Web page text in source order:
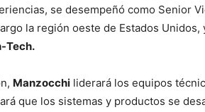
se desempeñó como Senior
la región oeste de Estados Unidos,
Tech.
Manzocchi liderará los equipos
que los sistemas y productos se